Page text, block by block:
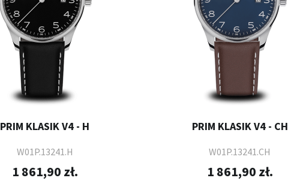
PRIM KLASIK V4 - H
W01P.13241.H
1 861,90 zł.
PRIM KLASIK V4 - CH
W01P.13241.CH
1 861,90 zł.